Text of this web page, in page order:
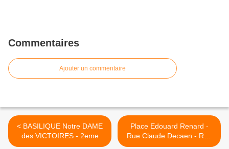
Commentaires
Ajouter un commentaire
< BASILIQUE Notre DAME
des VICTOIRES - 2eme
Place Edouard Renard -
Rue Claude Decaen - Rue
Cannebiere >